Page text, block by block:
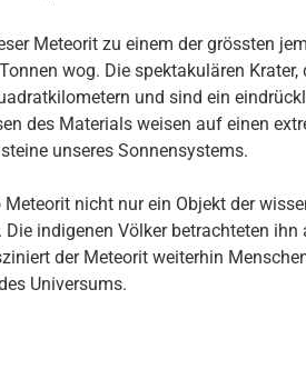
Meteorit zu einem der grössten
wog. Die spektakulären Krater,
und sind ein
des Materials weisen auf einen
unseres Sonnensystems.
nicht nur ein Objekt der
indigenen Völker betrachteten
der Meteorit weiterhin
Universums.